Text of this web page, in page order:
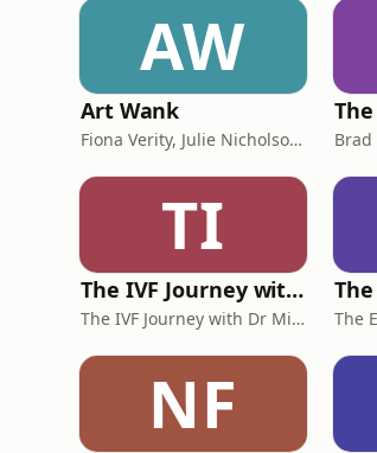
AW
Art Wank
Fiona Verity, Julie Nicholson and Gary Seller Brad
TI
The IVF Journey with Dr Michael Chapman
The IVF Journey with Dr Michael Chapman The
NF